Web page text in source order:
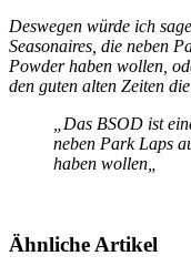
Deswegen würde ich
Seasonaires, die neben
Powder haben wollen,
den guten alten Zeiten
„Das BSOD ist
neben Park Laps
haben wollen
Ähnliche Artikel